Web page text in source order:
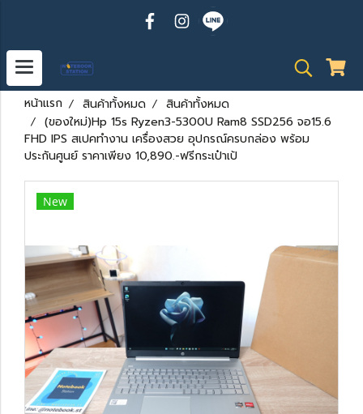
หน้าแรก สินค้าทั้งหมด
สินค้าทั้งหมด
(ของใหม่)Hp 15s Ryzen3-5300U Ram8 SSD256 จอ15.6
FHD IPS สเปคทำงาน เครื่องสวย อุปกรณ์ครบกล่อง พร้อม
ประกันศูนย์ ราคาเพียง 10,890.-ฟรีกระเป๋าเป้
New